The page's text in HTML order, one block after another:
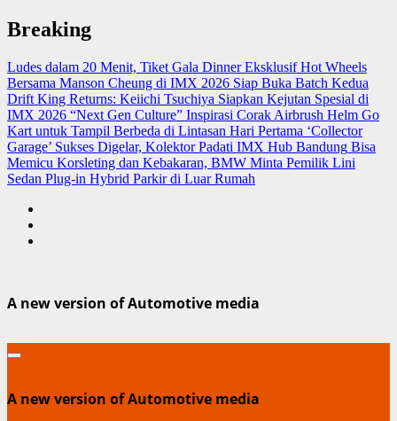
Skip
to
Breaking
Ludes dalam 20 Menit, Tiket Gala Dinner Eksklusif Hot Wheels
Bersama Manson Cheung di IMX 2026 Siap Buka Batch Kedua
Drift King Returns: Keiichi Tsuchiya Siapkan Kejutan Spesial di
IMX 2026 “Next Gen Culture” Inspirasi Corak Airbrush Helm Go
Kart untuk Tampil Berbeda di Lintasan Hari Pertama ‘Collector
Garage’ Sukses Digelar, Kolektor Padati IMX Hub Bandung Bisa
Memicu Korsleting dan Kebakaran, BMW Minta Pemilik Lini
Sedan Plug-in Hybrid Parkir di Luar Rumah
A new version of Automotive media
A new version of Automotive media